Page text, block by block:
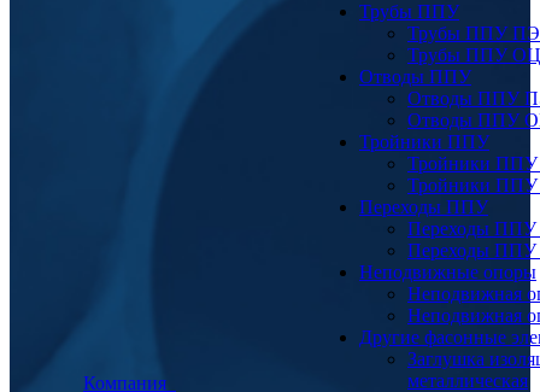
Компания
Трубы ППУ
Трубы ППУ ПЭ
Трубы ППУ ОЦ
Отводы ППУ
Отводы ППУ
Отводы ППУ
Тройники ППУ
Тройники
Тройники
Переходы ППУ
Переходы
Переходы
Неподвижные опоры
Неподвижная
Неподвижная
Другие фасонные
Заглушка
металлическая